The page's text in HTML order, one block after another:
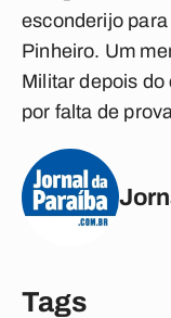
esconderijo
Pinheiro. Um
Militar depois
por falta de
Tags